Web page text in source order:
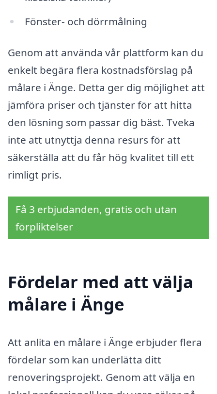
Fönster- och dörrmålning
Genom att använda vår plattform kan du
enkelt begära flera kostnadsförslag på
målare i Änge. Detta ger dig möjlighet att
jämföra priser och tjänster för att hitta
den lösning som passar dig bäst. Tveka
inte att utnyttja denna resurs för att
säkerställa att du får hög kvalitet till ett
rimligt pris.
Få 3 erbjudanden, gratis och utan
förpliktelser
Fördelar med att välja
målare i Änge
Att anlita en målare i Änge erbjuder flera
fördelar som kan underlätta ditt
renoveringsprojekt. Genom att välja en